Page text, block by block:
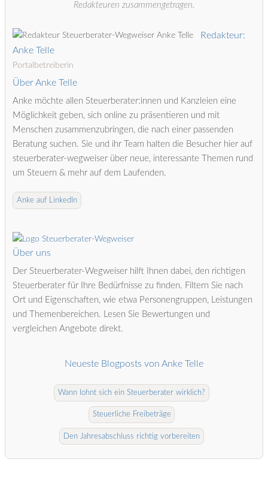
Redakteuren zusammengetragen.
Redakteur:
Anke Telle
Portalbetreiberin
Über Anke Telle
Anke möchte allen Steuerberater:innen und Kanzleien eine
Möglichkeit geben, sich online zu präsentieren und mit
Menschen zusammenzubringen, die nach einer passenden
Beratung suchen. Sie und ihr Team halten die Besucher hier auf
steuerberater-wegweiser über neue, interessante Themen rund
um Steuern & mehr auf dem Laufenden.
Anke auf LinkedIn
Über uns
Der Steuerberater-Wegweiser hilft Ihnen dabei, den richtigen
Steuerberater für Ihre Bedürfnisse zu finden. Filtern Sie nach
Ort und Eigenschaften, wie etwa Personengruppen, Leistungen
und Themenbereichen. Lesen Sie Bewertungen und
vergleichen Angebote direkt.
Neueste Blogposts von Anke Telle
Wann lohnt sich ein Steuerberater wirklich?
Steuerliche Freibeträge
Den Jahresabschluss richtig vorbereiten